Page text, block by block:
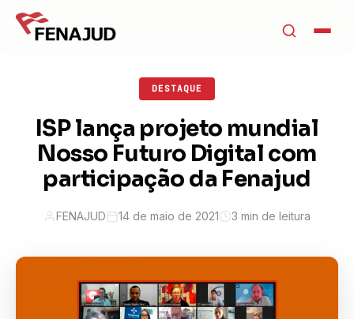
DESTAQUE
ISP lança projeto mundial
Nosso Futuro Digital com
participação da Fenajud
FENAJUD 14 de maio de 2021 3 min de leitura